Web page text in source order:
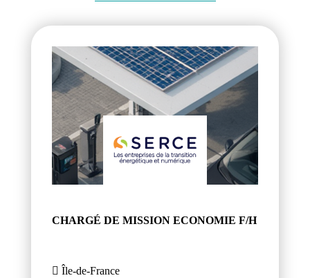
CHARGÉ DE MISSION ECONOMIE F/H
Île-de-France